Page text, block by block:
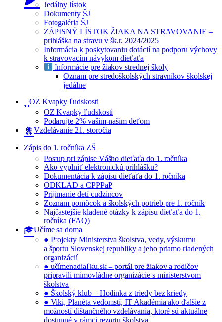
Jedálny lístok
Dokumenty ŠJ
Fotogaléria ŠJ
ZÁPISNÝ LÍSTOK ŽIAKA NA STRAVOVANIE –
prihláška na stravu v šk.r. 2024/2025
Informácia k poskytovaniu dotácií na podporu výchovy
k stravovacím návykom dieťaťa
Informácie pre žiakov strednej školy
Oznam pre stredoškolských stravníkov školskej
jedálne
OZ Kvapky ľudskosti
OZ Kvapky ľudskosti
Podarujte 2% vašim-našim deťom
Vzdelávanie 21. storočia
Zápis do 1. ročníka ZŠ
Postup pri zápise Vášho dieťaťa do 1. ročníka
Ako vyplniť elektronickú prihlášku?
Dokumentácia k zápisu dieťaťa do 1. ročníka
ODKLAD a CPPPaP
Prijímanie detí cudzincov
Zoznam pomôcok a školských potrieb pre 1. ročník
Najčastejšie kladené otázky k zápisu dieťaťa do 1.
ročníka (FAQ)
Učíme sa doma
● Projekty Ministerstva školstva, vedy, výskumu
a športu Slovenskej republiky a jeho priamo riadených
organizácií
● učímenadiaľku.sk – portál pre žiakov a rodičov
pripravili mimovládne organizácie s ministerstvom
školstva
● Školský klub – Hodinka z triedy bez kriedy
● Viki, Planéta vedomstí, IT Akadémia ako ďalšie z
možností dištančného vzdelávania, ktoré sú aktuálne
dostupné v rámci rezortu školstva.